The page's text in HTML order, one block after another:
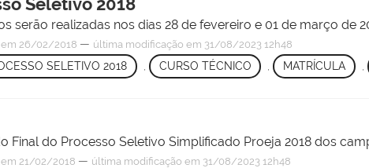
serão realizadas nos dias 28 de fevereiro e 01 de março de
em 26/02/2018 — última modificação em 31/08/2023 12h48
SELETIVO 2018 , CURSO TÉCNICO , MATRÍCULA ,
Final do Processo Seletivo Simplificado Proeja 2018 dos
em 21/02/2018 — última modificação em 31/08/2023 12h48